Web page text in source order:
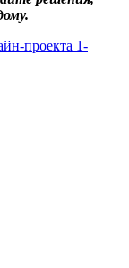
проекта 1-